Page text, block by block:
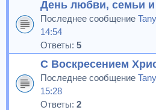
День любви, семьи и
Последнее сообщение
14:54
Ответы: 5
С Воскресением
Последнее сообщение
15:28
Ответы: 2